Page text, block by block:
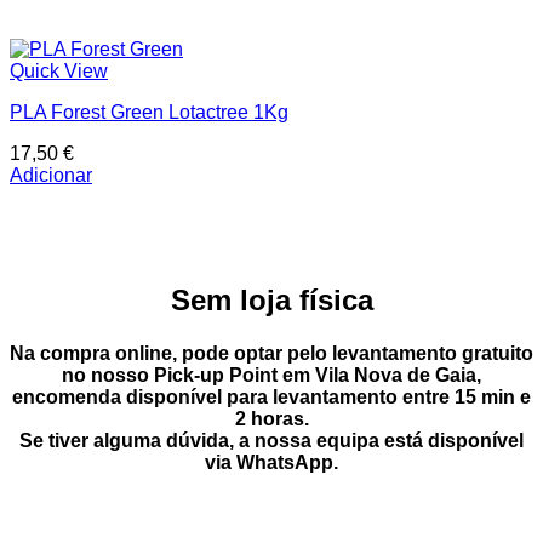
Quick View
PLA Forest Green Lotactree 1Kg
17,50 €
Adicionar
Sem loja física
Na compra online, pode optar pelo levantamento gratuito
no nosso Pick-up Point em Vila Nova de Gaia,
encomenda disponível para levantamento entre 15 min e
2 horas.
Se tiver alguma dúvida, a nossa equipa está disponível
via WhatsApp.